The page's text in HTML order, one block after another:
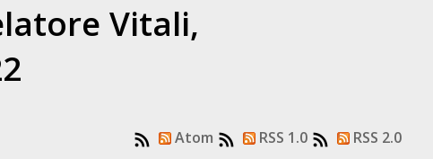
Vitali,
Atom RSS 1.0 RSS 2.0